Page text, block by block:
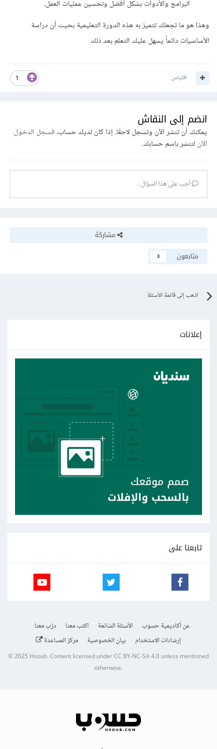
البرامج والأدوات بشكل أفضل وتحسين عمليات العمل.
وهذا هو ما تجعلك تتميز به هذه الدورة التعليمية بحيث أن دراسة
الأساسيات دائماً يسهل عليك التعلم بعد ذلك
1 اقتباس
انضم إلى النقاش
يمكنك أن تنشر الآن وتسجل لاحقًا. إذا كان لديك حساب،فسجل الدخول
الآنلتنشر باسم حسابك.
أجب على هذا السؤال...
مشاركة
متابعون
3
اذهب إلى قائمة الأسئلة
إعلانات
تابعنا على
عن أكاديمية حسوب الأسئلة الشائعة اكتب معنا
درّب معنا
إرشادات الاستخدام
بيان الخصوصية مركز المساعدة
© 2025Hsoub.Content licensed underCC BY-NC-SA 4.0unless mentioned
otherwise.